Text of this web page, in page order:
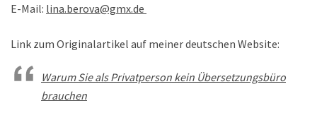
E-Mail: lina.berova@gmx.de
Link zum Originalartikel auf meiner deutschen Website:
Warum Sie als Privatperson kein Übersetzungsbüro
brauchen